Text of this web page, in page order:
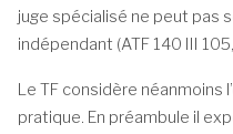
juge spécialisé ne peut pas
indépendant (ATF 140 III
Le TF considère néanmoins
pratique. En préambule il